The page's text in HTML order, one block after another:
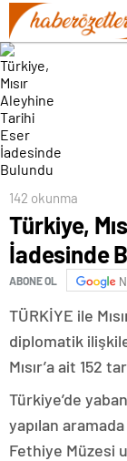
142 okunma
Türkiye,
İadesinde
ABONE OL
TÜRKİYE ile
diplomatik
Mısır’a ait 152
Türkiye’de
yapılan
Fethiye Müzesi